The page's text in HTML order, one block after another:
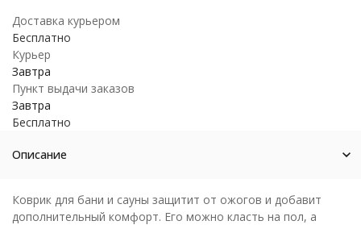
Доставка курьером
Бесплатно
Курьер
Завтра
Пункт выдачи заказов
Завтра
Бесплатно
Описание
Коврик для бани и сауны защитит от ожогов и добавит
дополнительный комфорт. Его можно класть на пол, а